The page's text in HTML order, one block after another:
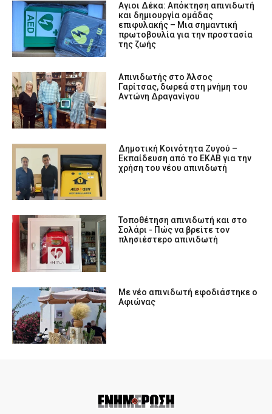
Αγιοι Δέκα: Απόκτηση απινιδωτή
και δημιουργία ομάδας
επιφυλακής – Μια σημαντική
πρωτοβουλία για την προστασία
της ζωής
Απινιδωτής στο Άλσος
Γαρίτσας, δωρεά στη μνήμη του
Αντώνη Δραγανίγου
Δημοτική Κοινότητα Ζυγού –
Εκπαίδευση από το ΕΚΑΒ για την
χρήση του νέου απινιδωτή
Τοποθέτηση απινιδωτή και στο
Σολάρι - Πώς να βρείτε τον
πλησιέστερο απινιδωτή
Με νέο απινιδωτή εφοδιάστηκε ο
Αφιώνας